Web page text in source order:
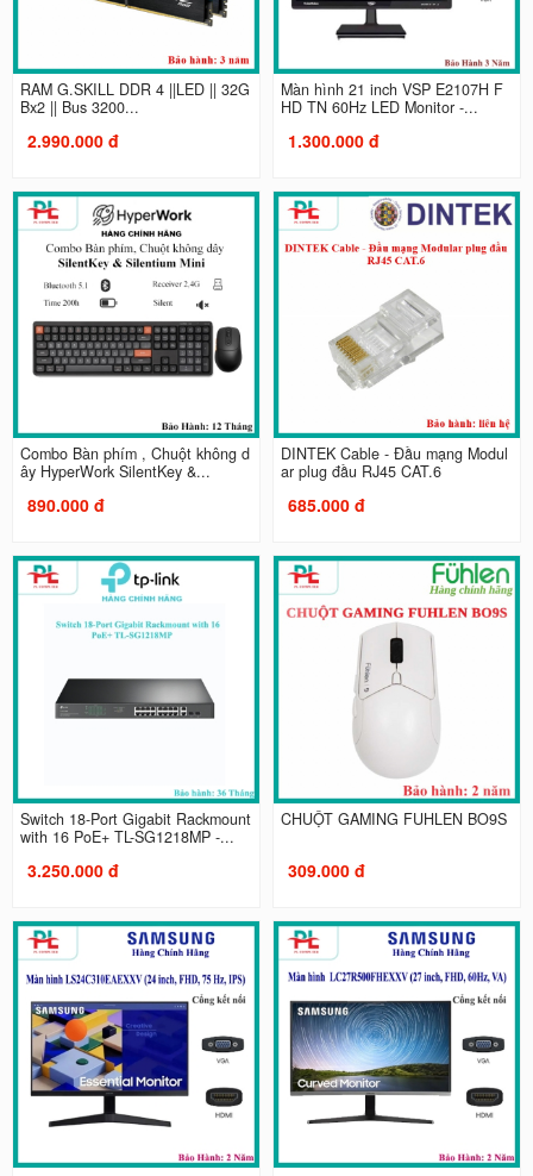
RAM G.SKILL DDR 4 ||LED || 32G
Bx2 || Bus 3200...
2.990.000 đ
Màn hình 21 inch VSP E2107H F
HD TN 60Hz LED Monitor -...
1.300.000 đ
Combo Bàn phím , Chuột không d
ây HyperWork SilentKey &...
890.000 đ
DINTEK Cable - Đầu mạng Modul
ar plug đầu RJ45 CAT.6
685.000 đ
Switch 18-Port Gigabit Rackmount
with 16 PoE+ TL-SG1218MP -...
3.250.000 đ
CHUỘT GAMING FUHLEN BO9S
309.000 đ